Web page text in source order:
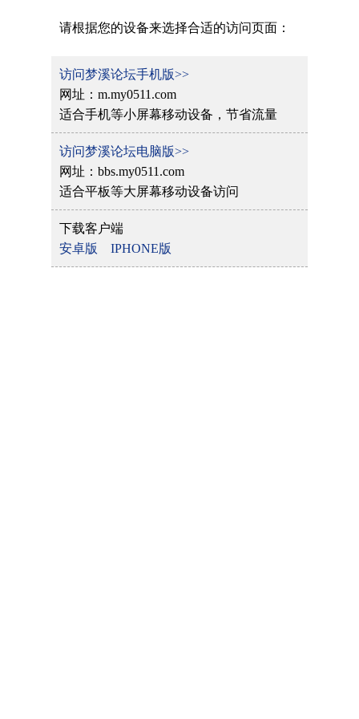
请根据您的设备来选择合适的访问页面：
访问梦溪论坛手机版>>
网址：m.my0511.com
适合手机等小屏幕移动设备，节省流量
访问梦溪论坛电脑版>>
网址：bbs.my0511.com
适合平板等大屏幕移动设备访问
下载客户端
安卓版
IPHONE版